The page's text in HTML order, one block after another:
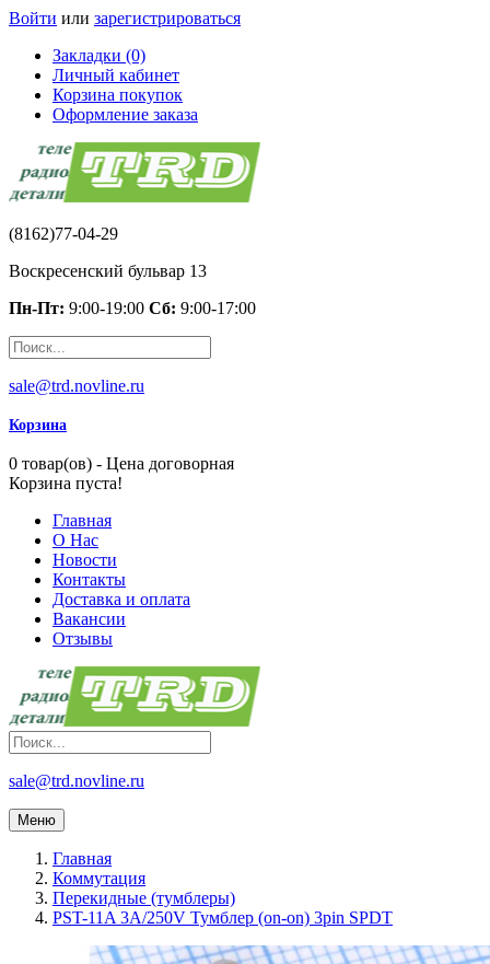
Войти или зарегистрироваться
Закладки (0)
Личный кабинет
Корзина покупок
Оформление заказа
(8162)77-04-29
Воскресенский бульвар 13
Пн-Пт: 9:00-19:00 Сб: 9:00-17:00
sale@trd.novline.ru
Корзина
0 товар(ов) - Цена договорная
Корзина пуста!
Главная
О Нас
Новости
Контакты
Доставка и оплата
Вакансии
Отзывы
sale@trd.novline.ru
Меню
Главная
Коммутация
Перекидные (тумблеры)
PST-11A 3A/250V Тумблер (on-on) 3pin SPDT